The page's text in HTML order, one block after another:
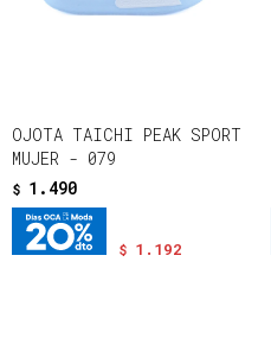
OJOTA TAICHI PEAK SPORT
MUJER - 079
$ 1.490
$ 1.192